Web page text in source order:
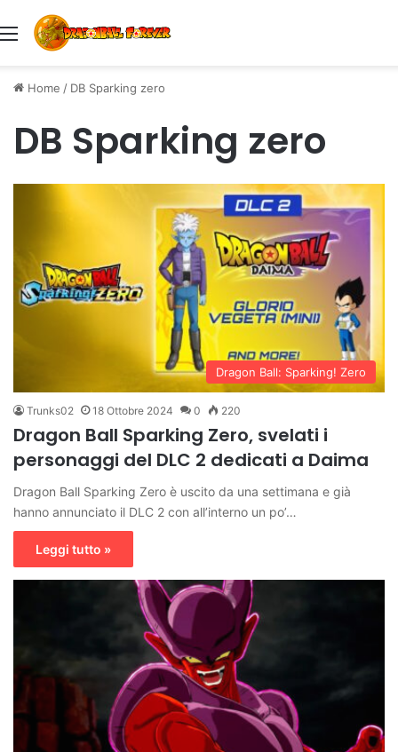
Menu
Home / DB Sparking zero
DB Sparking zero
Dragon Ball: Sparking! Zero
Trunks02 18 Ottobre 2024 0 220
Dragon Ball Sparking Zero, svelati i
personaggi del DLC 2 dedicati a Daima
Dragon Ball Sparking Zero è uscito da una settimana e già
hanno annunciato il DLC 2 con all’interno un po’…
Leggi tutto »